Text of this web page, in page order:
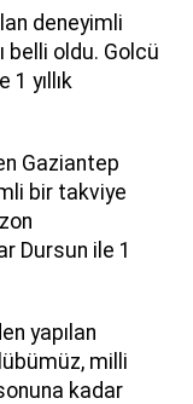
deneyimli
belli oldu. Golcü
yıllık
Gaziantep
bir takviye
Dursun ile 1
yapılan
milli
kadar